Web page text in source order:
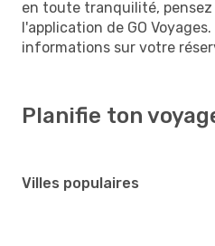
en toute tranquilité,
l'application de GO
informations sur votre
Planifie ton
Villes populaires